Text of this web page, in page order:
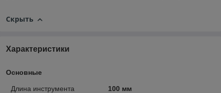
Скрыть
Характеристики
Основные
Длина инструмента
100 мм